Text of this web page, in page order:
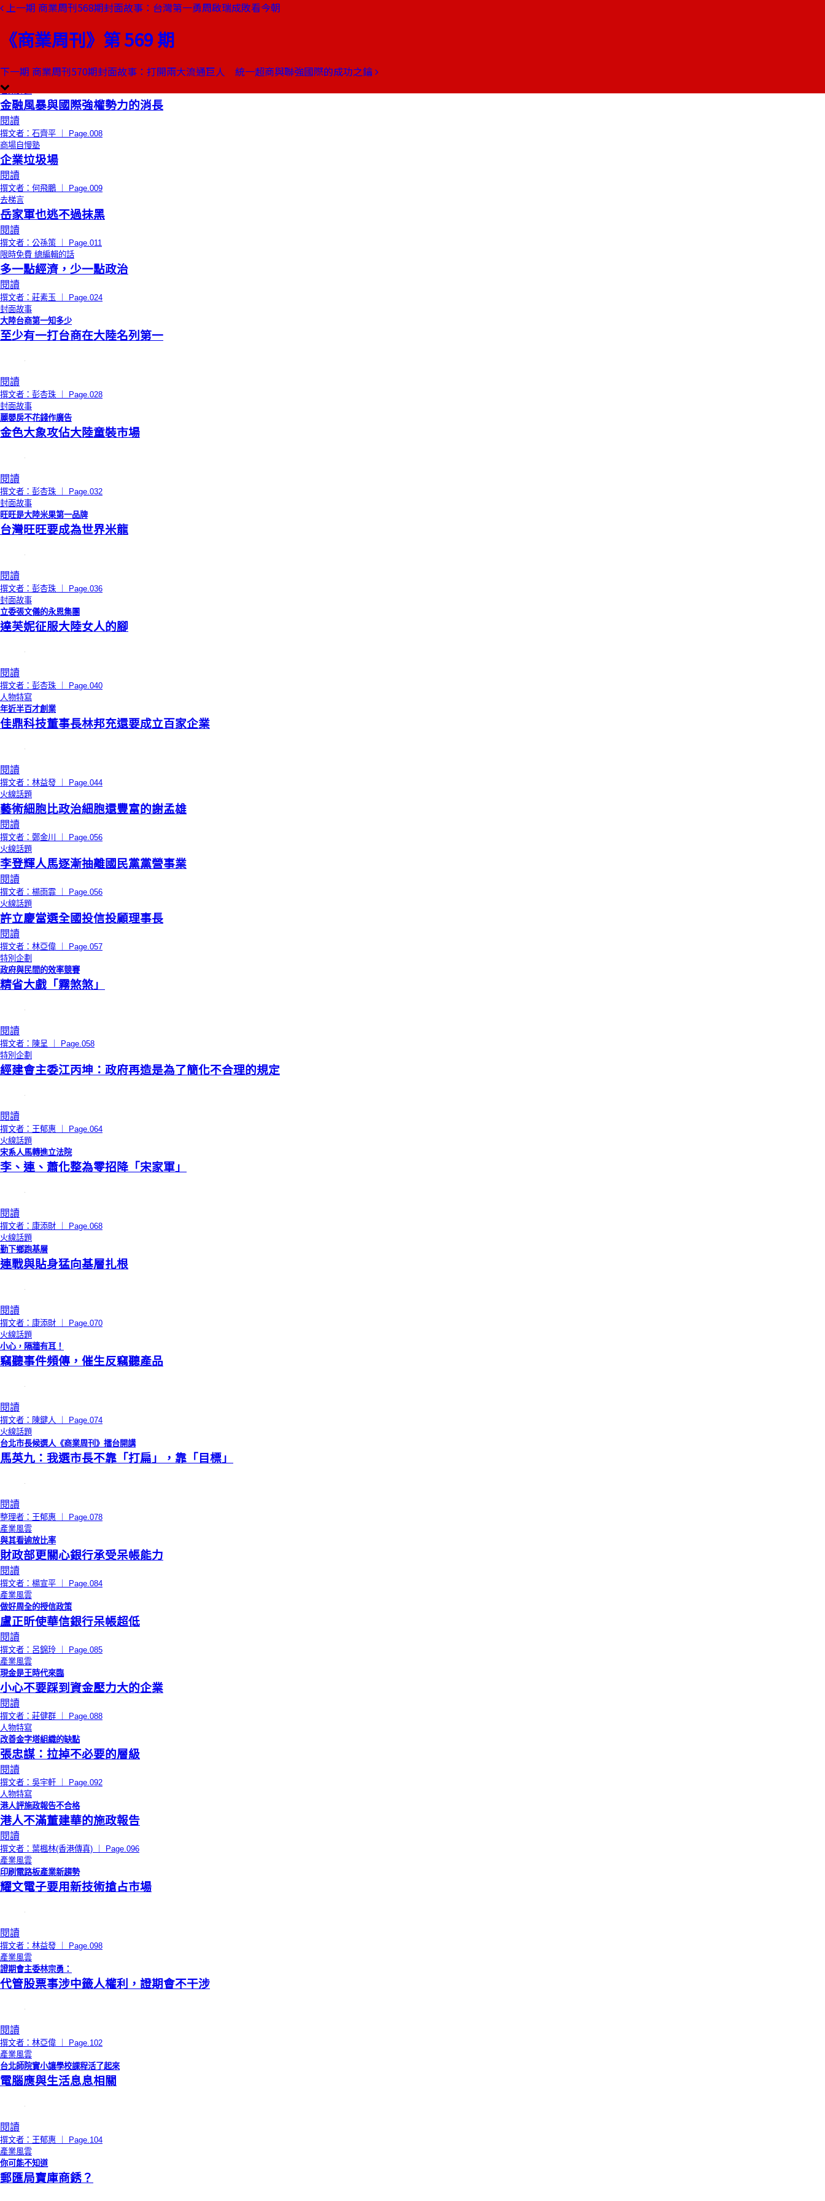
上一期 商業周刊568期封面故事：台灣第一勇周啟瑞成敗看今朝
《商業周刊》第 569 期
下一期 商業周刊570期封面故事：打開兩大流通巨人 統一超商與聯強國際的成功之鑰
本期目錄
創辦人聊天室
小狗變不出新把戲？
閱讀
撰文者：金惟純 ｜ Page.008
石頭評論
金融風暴與國際強權勢力的消長
閱讀
撰文者：石齊平 ｜ Page.008
商場自慢塾
企業垃圾場
閱讀
撰文者：何飛鵬 ｜ Page.009
去梯言
岳家軍也逃不過抹黑
閱讀
撰文者：公孫策 ｜ Page.011
限時免費 總編輯的話
多一點經濟，少一點政治
閱讀
撰文者：莊素玉 ｜ Page.024
封面故事
大陸台商第一知多少
至少有一打台商在大陸名列第一
閱讀
撰文者：彭杏珠 ｜ Page.028
封面故事
麗嬰房不花錢作廣告
金色大象攻佔大陸童裝市場
閱讀
撰文者：彭杏珠 ｜ Page.032
封面故事
旺旺是大陸米果第一品牌
台灣旺旺要成為世界米龍
閱讀
撰文者：彭杏珠 ｜ Page.036
封面故事
立委張文儀的永恩集團
達芙妮征服大陸女人的腳
閱讀
撰文者：彭杏珠 ｜ Page.040
人物特寫
年近半百才創業
佳鼎科技董事長林邦充還要成立百家企業
閱讀
撰文者：林益發 ｜ Page.044
火線話題
藝術細胞比政治細胞還豐富的謝孟雄
閱讀
撰文者：鄭金川 ｜ Page.056
火線話題
李登輝人馬逐漸抽離國民黨黨營事業
閱讀
撰文者：楊雨霏 ｜ Page.056
火線話題
許立慶當選全國投信投顧理事長
閱讀
撰文者：林亞偉 ｜ Page.057
特別企劃
政府與民間的效率競賽
精省大戲「霧煞煞」
閱讀
撰文者：陳呈 ｜ Page.058
特別企劃
經建會主委江丙坤：政府再造是為了簡化不合理的規定
閱讀
撰文者：王郁惠 ｜ Page.064
火線話題
宋系人馬轉進立法院
李、連、蕭化整為零招降「宋家軍」
閱讀
撰文者：康添財 ｜ Page.068
火線話題
勤下鄉跑基層
連戰與貼身猛向基層扎根
閱讀
撰文者：康添財 ｜ Page.070
火線話題
小心，隔牆有耳！
竊聽事件頻傳，催生反竊聽產品
閱讀
撰文者：陳鍵人 ｜ Page.074
火線話題
台北市長候選人《商業周刊》擂台開講
馬英九：我選市長不靠「打扁」，靠「目標」
閱讀
整理者：王郁惠 ｜ Page.078
產業風雲
與其看逾放比率
財政部更關心銀行承受呆帳能力
閱讀
撰文者：楊宣平 ｜ Page.084
產業風雲
做好周全的授信政策
盧正昕使華信銀行呆帳超低
閱讀
撰文者：呂錦玲 ｜ Page.085
產業風雲
現金是王時代來臨
小心不要踩到資金壓力大的企業
閱讀
撰文者：莊健群 ｜ Page.088
人物特寫
改善金字塔組織的缺點
張忠謀：拉掉不必要的層級
閱讀
撰文者：吳宇軒 ｜ Page.092
人物特寫
港人評施政報告不合格
港人不滿董建華的施政報告
閱讀
撰文者：葉楓林(香港傳真) ｜ Page.096
產業風雲
印刷電路板產業新趨勢
耀文電子要用新技術搶占市場
閱讀
撰文者：林益發 ｜ Page.098
產業風雲
證期會主委林宗勇：
代管股票事涉中籤人權利，證期會不干涉
閱讀
撰文者：林亞偉 ｜ Page.102
產業風雲
台北師院實小讓學校課程活了起來
電腦應與生活息息相關
閱讀
撰文者：王郁惠 ｜ Page.104
產業風雲
你可能不知道
郵匯局寶庫商銹？